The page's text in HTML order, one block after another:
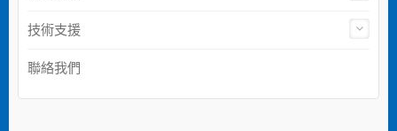
技術支援
聯絡我們